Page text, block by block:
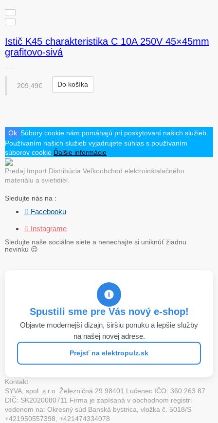
Istič K45 charakteristika C 10A 250V 45×45mm
grafitovo-sivá
209,49€ Do košíka
Ok Súbory cookie nám pomáhajú pri poskytovaní našich služieb.
Používaním našich služieb vyjadrujete súhlas s používaním
súborov cookie Ďalšie informácie
Predaj Import Distribúcia Veľkoobchod elektroinštalačného
materiálu a svietidiel.
Sledujte nás na :
 Facebooku
 Instagrame
Sledujte naše sociálne siete a nenechajte si uniknúť žiadnu
novinku 😉
Spustili sme pre Vás nový e-shop!
Objavte modernejší dizajn, širšiu ponuku a lepšie služby
na našej novej adrese.
Prejsť na elektropulz.sk
Kontakt
SYVA, spol. s.r.o. Železničná 29 98401 Lučenec IČO: 360 263 87
DIČ: SK2020080711 Firma je zapísaná v obchodnom registri
vedenom na: Okresný súd Banská bystrica, vložka č. 5018/S
+421950557398, +421474334078